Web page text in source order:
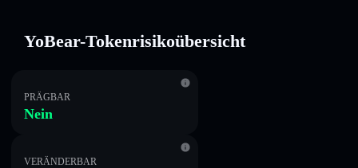
YoBear-Tokenrisikoübersicht
PRÄGBAR
Nein
VERÄNDERBAR